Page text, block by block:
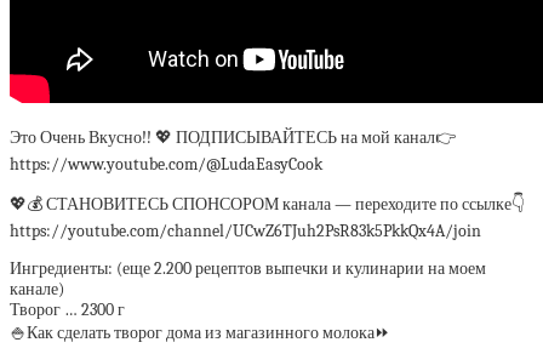
Это Очень Вкусно!! 💖 ПОДПИСЫВАЙТЕСЬ на мой канал👉
https://www.youtube.com/@LudaEasyCook
💖💰 СТАНОВИТЕСЬ СПОНСОРОМ канала — переходите по ссылке👇
https://youtube.com/channel/UCwZ6TJuh2PsR83k5PkkQx4A/join
Ингредиенты: (еще 2.200 рецептов выпечки и кулинарии на моем
канале)
Творог … 2300 г
🍚Как сделать творог дома из магазинного молока⏩